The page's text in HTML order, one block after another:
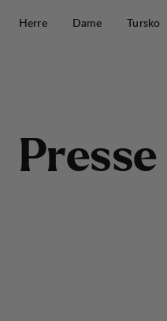
Herre
Dame Tursko
Presse